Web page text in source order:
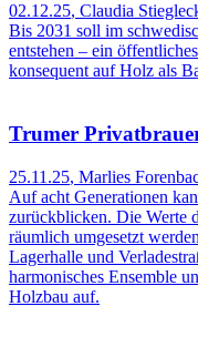
02.12.25, Claudia
Bis 2031 soll im
entstehen – ein
konsequent auf Holz als
Trumer
25.11.25, Marlies
Auf acht Generationen
zurückblicken. Die Werte
räumlich umgesetzt
Lagerhalle und
harmonisches Ensemble
Holzbau auf.